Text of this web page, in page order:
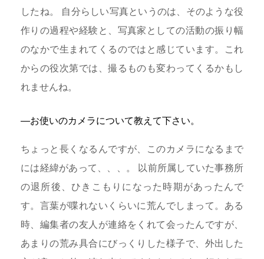
したね。 自分らしい写真というのは、そのような役
作りの過程や経験と、写真家としての活動の振り幅
のなかで生まれてくるのではと感じています。これ
からの役次第では、撮るものも変わってくるかもし
れませんね。
―お使いのカメラについて教えて下さい。
ちょっと長くなるんですが、このカメラになるまで
には経緯があって、、、。 以前所属していた事務所
の退所後、ひきこもりになった時期があったんで
す。言葉が喋れないくらいに荒んでしまって。ある
時、編集者の友人が連絡をくれて会ったんですが、
あまりの荒み具合にびっくりした様子で、外出した